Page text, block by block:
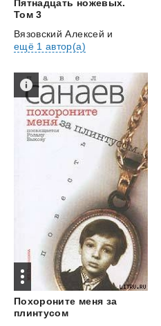
Пятнадцать ножевых.
Том 3
Вязовский Алексей и
ещё 1 автор(а)
Похороните меня за
плинтусом